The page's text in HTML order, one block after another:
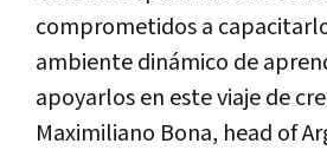
comprometidos a
ambiente dinámico de
apoyarlos en este viaje de
Maximiliano Bona, head of